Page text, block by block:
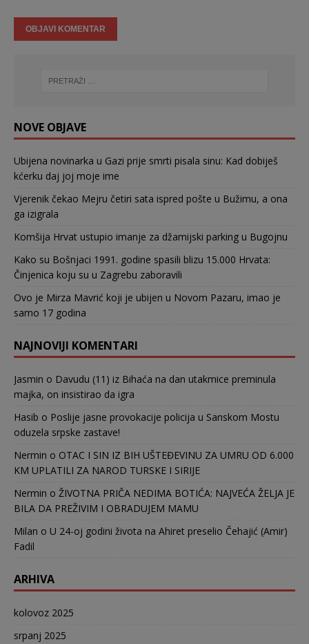
NOVE OBJAVE
Ubijena novinarka u Gazi prije smrti pisala sinu: Kad dobiješ
kćerku daj joj moje ime
Vjerenik čekao Mejru četiri sata ispred pošte u Bužimu, a ona
ga izigrala
Komšija Hrvat ustupio imanje za džamijski parking u Bugojnu
Kako su Bošnjaci 1991. godine spasili blizu 15.000 Hrvata:
Činjenica koju su u Zagrebu zaboravili
Ovo je Mirza Mavrić koji je ubijen u Novom Pazaru, imao je
samo 17 godina
NAJNOVIJI KOMENTARI
Jasmin o Davudu (11) iz Bihaća na dan utakmice preminula
majka, on insistirao da igra
Hasib o Poslije jasne provokacije policija u Sanskom Mostu
oduzela srpske zastave!
Nermin o OTAC I SIN IZ BIH UŠTEĐEVINU ZA UMRU OD 6.000
KM UPLATILI ZA NAROD TURSKE I SIRIJE
Nermin o ŽIVOTNA PRIČA NEDIMA BOTIĆA: NAJVEĆA ŽELJA JE
BILA DA PREŽIVIM I OBRADUJEM MAMU
Milan o U 24-oj godini života na Ahiret preselio Čehajić (Amir)
Fadil
ARHIVA
kolovoz 2025
srpanj 2025